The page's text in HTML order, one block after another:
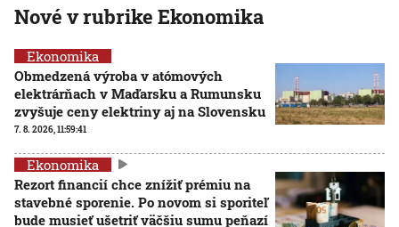
Nové v rubrike Ekonomika
Ekonomika
Obmedzená výroba v atómových
elektrárňach v Maďarsku a Rumunsku
zvyšuje ceny elektriny aj na Slovensku
7. 8. 2026, 11:59:41
Ekonomika
Rezort financií chce znížiť prémiu na
stavebné sporenie. Po novom si sporiteľ
bude musieť ušetriť väčšiu sumu peňazí